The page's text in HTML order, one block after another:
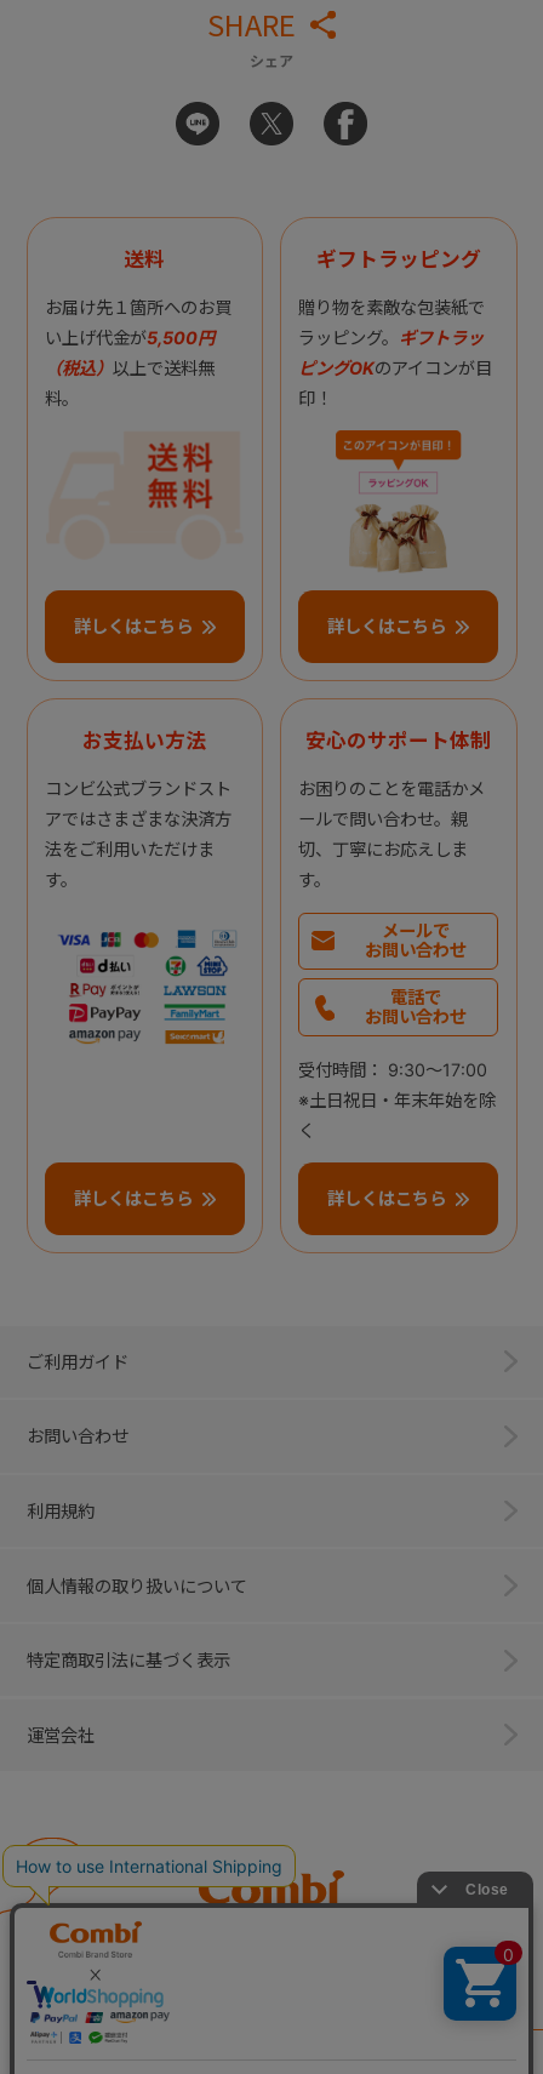
SHARE
シェア
送料
お届け先１箇所へのお買
い上げ代金が5,500円
（税込） 以上で送料無
料。
詳しくはこちら
ギフトラッピング
贈り物を素敵な包装紙で
ラッピング。 ギフトラッ
ピングOKのアイコンが目
印！
詳しくはこちら
お支払い方法
コンビ公式ブランドスト
アではさまざまな決済方
法をご利用いただけま
す。
詳しくはこちら
安心のサポート体制
お困りのことを電話かメ
ールで問い合わせ。親
切、丁寧にお応えしま
す。
メールで
お問い合わせ
電話で
お問い合わせ
受付時間： 9:30～17:00
※土日祝日・年末年始を除
く
詳しくはこちら
ご利用ガイド
お問い合わせ
利用規約
個人情報の取り扱いについて
特定商取引法に基づく表示
運営会社